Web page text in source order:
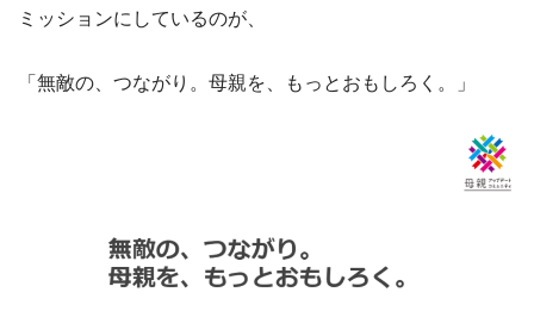
ミッションにしているのが、
「無敵の、つながり。母親を、もっとおもしろく。」